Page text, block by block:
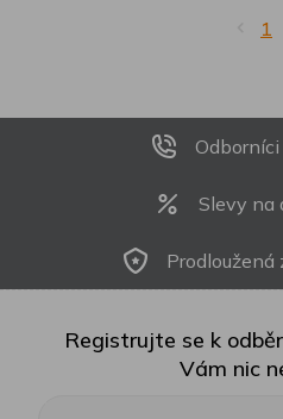
1
Slevy na
Registrujte se k
Vám nic